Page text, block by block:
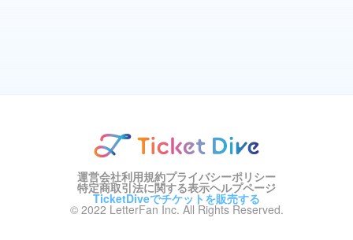
運営会社利用規約プライバシーポリシー
特定商取引法に関する表示ヘルプページ
TicketDiveでチケットを販売する
© 2022 LetterFan Inc. All Rights Reserved.